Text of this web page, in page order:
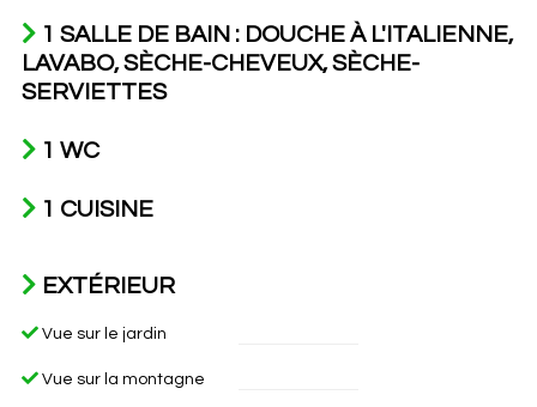
1 SALLE DE BAIN : DOUCHE À L'ITALIENNE,
LAVABO, SÈCHE-CHEVEUX, SÈCHE-
SERVIETTES
1 WC
1 CUISINE
EXTÉRIEUR
Vue sur le jardin
Vue sur la montagne